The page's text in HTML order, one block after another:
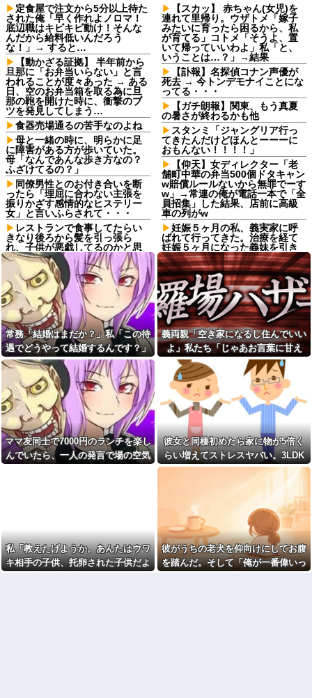
定食屋で注文から5分以上待た
された俺「早く作れよノロマ！
底辺職はキビキビ動け！そんな
んだから給料低いんだろう
な！」→ すると…
【動かざる証拠】 半年前から
旦那に「お弁当いらない」と言
われることが度々あった → ある
日、空のお弁当箱を取る為に旦
那の鞄を開けた時に、衝撃のブ
ツを発見してしまう…
食器売場通るの苦手なのよね
母と一緒の時に、明らかに足
に障害がある方が歩いていた。
母「なんであんな歩き方なの？
ふざけてるの？」
同僚男性とのお付き合いを断
ったら「理屈に合わない主張を
振りかざす感情的なヒステリー
女」と言いふらされて・・・
レストランで食事してたらい
きなり後ろから髪を引っ張ら
れ、子供が悪戯してるのかと思
い注意しようと振り向こうとし
たら耳元でハサミの音がした！...
姉は馬鹿。初めて外走ってガ
ソスタに給油に行った時に車体
やガラスにガソリンかけるレベ
ルの馬鹿
私には車いすの友人がいるん
だけど、無給で尽くすことに疲
れてしまった。自分のええかっ
こしいで、自分が潰れそう
妻の実家の前を通ると庭に大
きな穴が。びっくりして近寄る
と穴の中に嫁がいて...
コネで中途採用された取引先
の息子、常識がないどころかガ
チヤバい奴
離婚した元妻が突然失踪して
しまった。娘の母親でもある相
手だから放っておけず連絡を探
すことに…
刀鍛冶は何人いるか推定してく
ださい」 俺「188人です」 面
接官「どういう風に考えました
か？」 俺「知ってました」→
【スカッ】 赤ちゃん(女児)を
連れて里帰り。ウザトメ「嫁子
みたいに育ったら困るから、私
が育てる」コトメ「そうよ、置
いて帰っていいわよ」私「と、
いうことは…？」→結果
【訃報】名探偵コナン声優が
死去 → 今トンデモナイことにな
ってる・・・
【ガチ朗報】関東、もう真夏
の暑さが終わるかも他
スタンミ「ジャングリア行っ
てきたんだけどほんとーーーに
おもんない！！！！」
【仰天】女ディレクター「老
舗町中華の弁当500個ドタキャン
w賠償ルールないから無罪でーす
w」→常連の俺が電話一本で「全
員招集」した結果、店前に高級
車の列がw
妊娠５ヶ月の私、義実家に呼
ばれて行ってきた。治療を経て
妊娠５ヶ月になった義妹を引き
合いに出され、トメから放たれ
た「耳を疑う理不尽すぎる一
言」に愕然←妊娠時期の操作と
か超能力者かよ
日頃から「泥棒の9割は韓国
人」と嫌韓発言を繰り返すト
メ！冬ソナにハマり私のヨン様
グッズを勝手に持ち出したの
で、トメ自身の「あの自論」で
撃退したったｗｗ←矛盾だらけ
のトメにブーメラン刺さりまく
【画像あり】JC2「え、待って
私の足長くない？（ﾊﾟｼｬﾘｗｗｗ
ｗｗｗｗｗｗ)⇒
【復縁】20年越しの感動再
婚！嫁の涙のワケとは？ｗｗｗ
ｗ
【ドン引き】嫁に介護押しつ
けてたら家追い出されて更地に
妻の浮氣が発覚。俺「離婚
だ」妻の謝罪と子供の願いに根
負けして再構築し、２週間後に
また浮気。俺「今度こそ離婚
だ」妻「離婚するなら飛び降り
る！」俺「ご自由に＾＾」→結
果
【衝撃】同日の同時刻に病気
の男性と事故の男性が救急搬送
常務「結婚はまだか？」私「この待
遇でどうやって結婚するんです？」
→飲み会で本音を返したら場が静ま
り返って…
義両親「空き家になるし住んでいい
よ」私たち「じゃあお言葉に甘え
て…」→引っ越した途端、予想外の
出来事が待っていて…
ママ友同士で7000円のランチを楽し
んでいたら、一人の発言で場の空気
彼女と同棲初めたら家に物が5倍く
らい増えてストレスヤバい。3LDK
で余裕だろと思ってたけど全部埋め
やがった
私「教えたげようか。あんたはウワ
キ相手の子供、托卵された子供だよ
彼がうちの老犬を仰向けにしてお腹
を踏んだ。そして「俺が一番偉いっ